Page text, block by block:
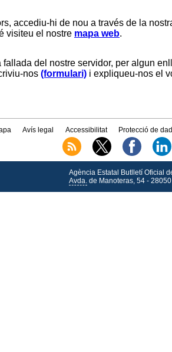
accediu-hi de nou a través de la
visiteu el nostre mapa web.
del nostre servidor, per algun
nos (formulari) i expliqueu-nos el
Avís legal Accessibilitat Protecció de
Agència Estatal Butlletí Oficial
Avda.de Manoteras, 54 - 28050